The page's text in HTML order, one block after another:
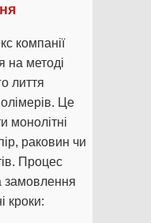
компанії
на методі
лиття
Це
монолітні
раковин чи
Процес
замовлення
кроки: